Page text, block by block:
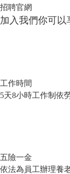
招聘官網
加入我們你可以
工作時間
5天8小時工作制依
五險一金
依法為員工辦理養